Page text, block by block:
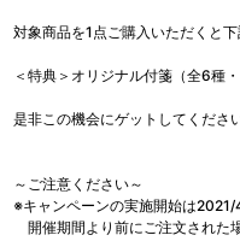
対象商品を1点ご購入いただくと
＜特典＞オリジナル付箋（全6種・
是非この機会にゲットしてくださ
～ご注意ください～
※キャンペーンの実施開始は2021/
開催期間より前にご注文された